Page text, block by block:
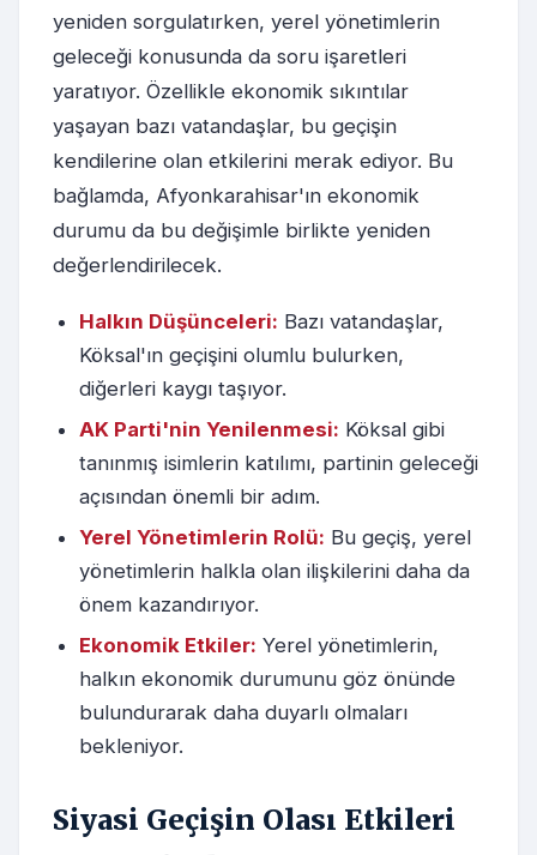
yeniden sorgulatırken, yerel yönetimlerin
geleceği konusunda da soru işaretleri
yaratıyor. Özellikle ekonomik sıkıntılar
yaşayan bazı vatandaşlar, bu geçişin
kendilerine olan etkilerini merak ediyor. Bu
bağlamda, Afyonkarahisar'ın ekonomik
durumu da bu değişimle birlikte yeniden
değerlendirilecek.
Halkın Düşünceleri: Bazı vatandaşlar,
Köksal'ın geçişini olumlu bulurken,
diğerleri kaygı taşıyor.
AK Parti'nin Yenilenmesi: Köksal gibi
tanınmış isimlerin katılımı, partinin geleceği
açısından önemli bir adım.
Yerel Yönetimlerin Rolü: Bu geçiş, yerel
yönetimlerin halkla olan ilişkilerini daha da
önem kazandırıyor.
Ekonomik Etkiler: Yerel yönetimlerin,
halkın ekonomik durumunu göz önünde
bulundurarak daha duyarlı olmaları
bekleniyor.
Siyasi Geçişin Olası Etkileri